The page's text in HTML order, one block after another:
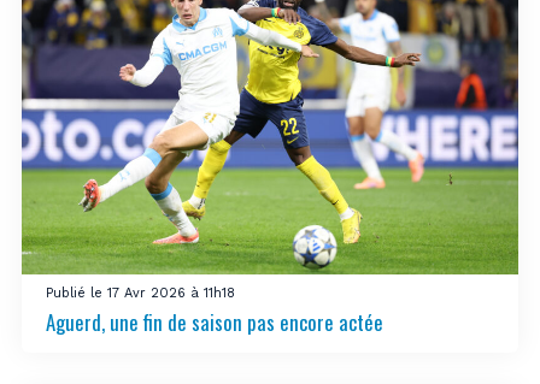
Publié le 17 Avr 2026 à 11h18
Aguerd, une fin de saison pas encore actée